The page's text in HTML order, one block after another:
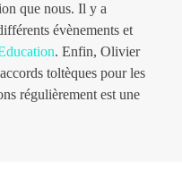
que nous. Il y a
évènements et
. Enfin, Olivier
toltèques pour les
régulièrement est une